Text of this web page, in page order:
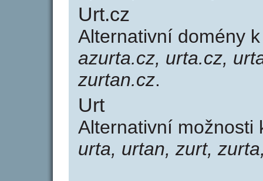
Urt.cz
Alternativní domény
azurta.cz, urta.cz,
zurtan.cz.
Urt
Alternativní
urta, urtan, zurt,